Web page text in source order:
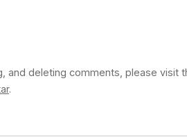
and deleting comments, please visit
.